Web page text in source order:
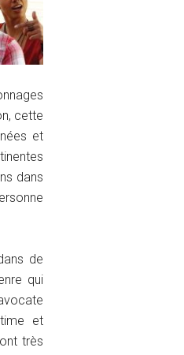
cette
et
dans
de
qui
et
très